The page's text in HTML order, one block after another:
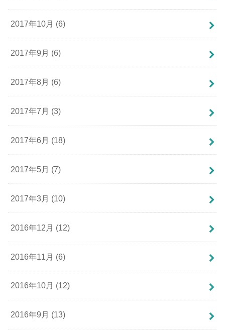
2017年10月 (6)
2017年9月 (6)
2017年8月 (6)
2017年7月 (3)
2017年6月 (18)
2017年5月 (7)
2017年3月 (10)
2016年12月 (12)
2016年11月 (6)
2016年10月 (12)
2016年9月 (13)